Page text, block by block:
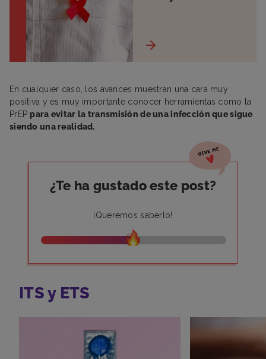
En cualquier caso, los avances muestran una cara muy
positiva y es muy importante conocer herramientas como la
PrEPpara evitar la transmisión de una infección que sigue
siendo una realidad.
¿Te ha gustado este post?
¡Queremos saberlo!
ITS y ETS